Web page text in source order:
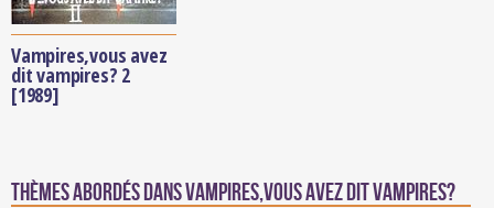
Vampires,vous avez
dit vampires? 2
[1989]
Thèmes abordés dans Vampires,vous avez dit vampires?